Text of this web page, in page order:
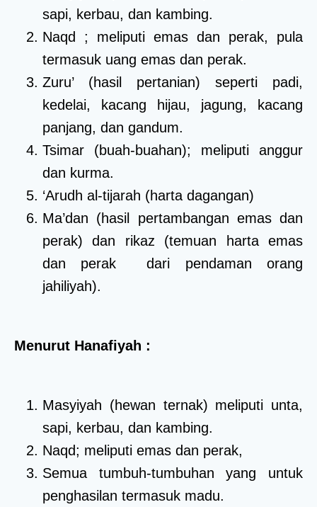
sapi, kerbau, dan kambing.
Naqd ; meliputi emas dan perak, pula
termasuk uang emas dan perak.
Zuru’ (hasil pertanian) seperti padi,
kedelai, kacang hijau, jagung, kacang
panjang, dan gandum.
Tsimar (buah-buahan); meliputi anggur
dan kurma.
‘Arudh al-tijarah (harta dagangan)
Ma’dan (hasil pertambangan emas dan
perak) dan rikaz (temuan harta emas
dan perak dari pendaman orang
jahiliyah).
Menurut Hanafiyah :
Masyiyah (hewan ternak) meliputi unta,
sapi, kerbau, dan kambing.
Naqd; meliputi emas dan perak,
Semua tumbuh-tumbuhan yang untuk
penghasilan termasuk madu.